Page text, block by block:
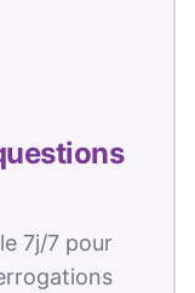
7j/7 pour